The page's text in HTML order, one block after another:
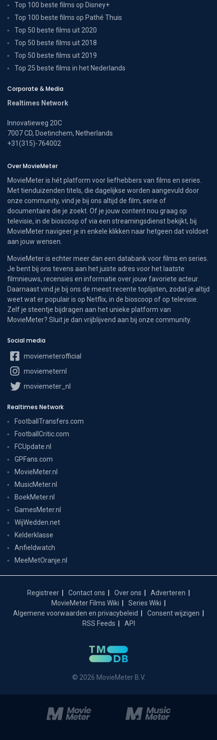
Top 100 beste films op Disney+
Top 100 beste films op Pathé Thuis
Top 50 beste films uit 2020
Top 50 beste films uit 2018
Top 50 beste films uit 2019
Top 25 beste films in het Nederlands
Corporate & Media
Realtimes Network
Innovatieweg 20C
7007 CD, Doetinchem, Netherlands
+31(315)-764002
Over MovieMeter
MovieMeter is hét platform voor liefhebbers van films en series.
Met tienduizenden titels, die dagelijkse worden aangevuld door
onze community, vind je bij ons altijd de film, serie of
documentaire die je zoekt. Of je jouw content nou graag op
televisie, in de bioscoop of via een streamingsdienst bekijkt, bij
MovieMeter navigeer je in enkele klikken naar hetgeen dat voldoet
aan jouw wensen.
MovieMeter is echter meer dan een databank voor films en series.
Je bent bij ons tevens aan het juiste adres voor het laatste
filmnieuws, recensies en informatie over jouw favoriete acteur.
Daarnaast vind je bij ons de meest recente toplijsten, zodat je altijd
weet wat er populair is op Netflix, in de bioscoop of op televisie.
Zelf je steentje bijdragen aan het unieke platform van
MovieMeter? Sluit je dan vrijblijvend aan bij onze community.
Social media
moviemeterofficial
moviemeternl
moviemeter_nl
Realtimes Network
FootballTransfers.com
FootballCritic.com
FCUpdate.nl
GPFans.com
MovieMeter.nl
MusicMeter.nl
BoekMeter.nl
GamesMeter.nl
WijWedden.net
Kelderklasse
Anfieldwatch
MeeMetOranje.nl
Registreer Contact ons Over ons
Adverteren
MovieMeter Films Wiki
Series Wiki
Algemene voorwaarden en privacybeleid
Consent wijzigen
RSS Feeds
API
© 2026 MovieMeter B.V.